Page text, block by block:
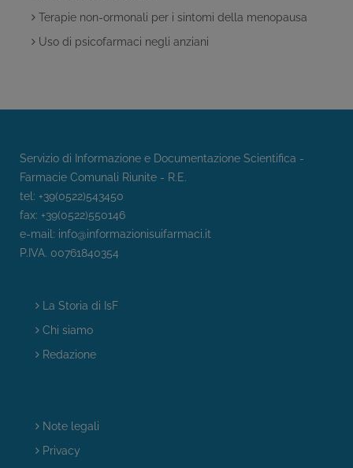
Terapie non-ormonali per i sintomi della menopausa
Uso di psicofarmaci negli anziani
Servizio di Informazione e Documentazione Scientifica -
Farmacie Comunali Riunite - R.E.
tel: +39(0522)543450
fax: +39(0522)550146
e-mail: info@informazionisuifarmaci.it
P.IVA. 00761840354
La Storia di IsF
Chi siamo
Redazione
Note legali
Privacy